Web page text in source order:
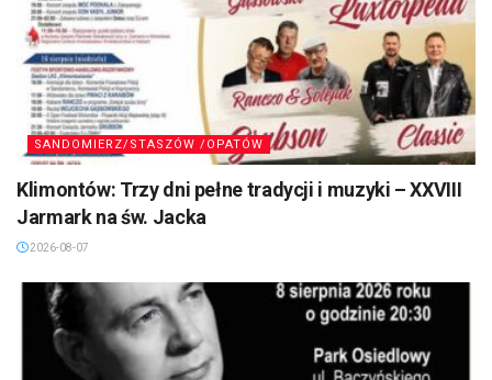
SANDOMIERZ/STASZÓW /OPATÓW
Klimontów: Trzy dni pełne tradycji i muzyki – XXVIII
Jarmark na św. Jacka
2026-08-07